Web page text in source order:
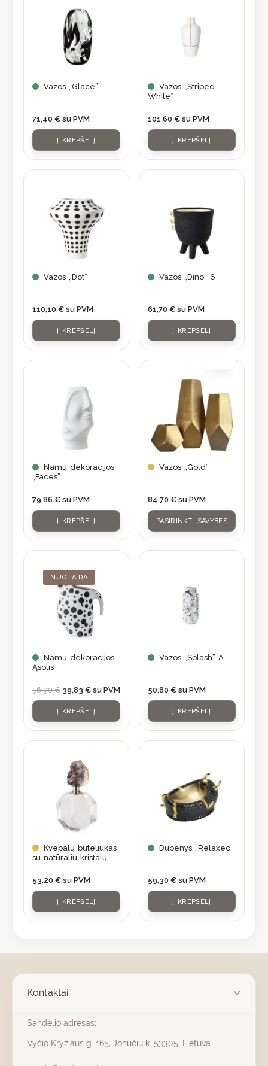
Vazos „Glace”
71,40 € su PVM
Į KREPŠELĮ
Vazos „Striped
White”
101,60 € su PVM
Į KREPŠELĮ
Vazos „Dot”
110,10 € su PVM
Į KREPŠELĮ
Vazos „Dino” 6
61,70 € su PVM
Į KREPŠELĮ
Namų dekoracijos
„Faces”
79,86 € su PVM
Į KREPŠELĮ
Vazos „Gold”
84,70 € su PVM
PASIRINKTI SAVYBES
multiple
variants.
The
options
may
chosen
on
the
product
page
NUOLAIDA
Namų dekoracijos
Ąsotis
56,90€
was:
56,90 €.
39,83 €
is:
39,83 €.
su PVM
Į KREPŠELĮ
Vazos „Splash” A
50,80 € su PVM
Į KREPŠELĮ
Kvepalų buteliukas
su natūraliu kristalu
53,20 € su PVM
Į KREPŠELĮ
Dubenys „Relaxed”
59,30 € su PVM
Į KREPŠELĮ
Kontaktai
Sandėlio adresas:
Vyčio Kryžiaus g. 165, Jonučių k. 53305, Lietuva